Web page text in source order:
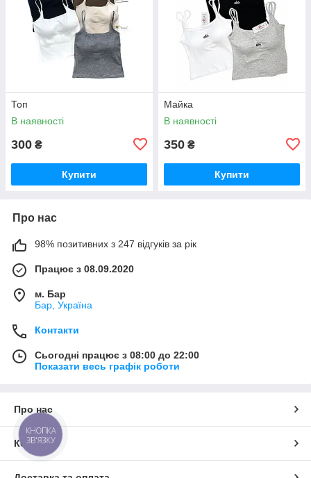
Топ
В наявності
300 ₴
Купити
Майка
В наявності
350 ₴
Купити
Про нас
98% позитивних з 247 відгуків за рік
Працює з 08.09.2020
м. Бар
Бар, Україна
Контакти
Сьогодні працює з 08:00 до 22:00
Показати весь графік роботи
Про нас
Контакти
КНОПКА
ЗВ'ЯЗКУ